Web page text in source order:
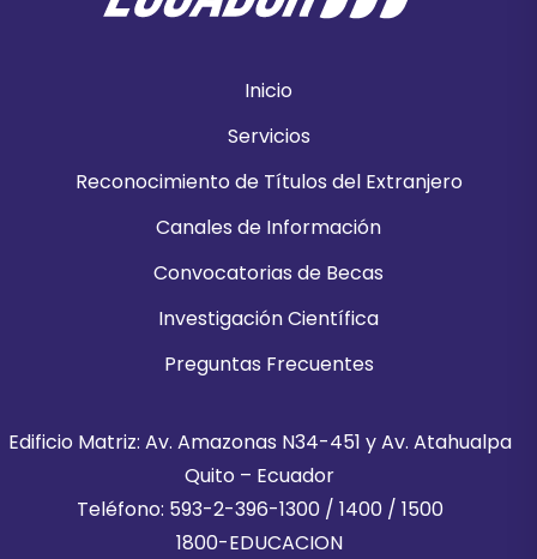
Inicio
Servicios
Reconocimiento de Títulos del Extranjero
Canales de Información
Convocatorias de Becas
Investigación Científica
Preguntas Frecuentes
Edificio Matriz: Av. Amazonas N34-451 y Av. Atahualpa
Quito – Ecuador
Teléfono: 593-2-396-1300 / 1400 / 1500
1800-EDUCACION